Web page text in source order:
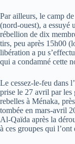
Par ailleurs, le camp
(nord-ouest), a essuyé
rébellion de dix
tirs, peu après 15h00
libération a pu
qui a condamné cette
Le cessez-le-feu dans
prise le 27 avril par les
rebelles à Ménaka,
tombée en mars-avril
Al-Qaïda après la
à ces groupes qui l’ont